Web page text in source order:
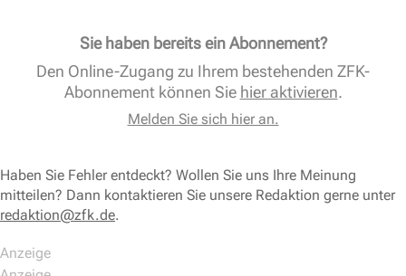
Sie haben bereits ein Abonnement?
Den Online-Zugang zu Ihrem bestehenden ZFK-
Abonnement können Sie hier aktivieren.
Melden Sie sich hier an.
Haben Sie Fehler entdeckt? Wollen Sie uns Ihre Meinung
mitteilen? Dann kontaktieren Sie unsere Redaktion gerne unter
redaktion@zfk.de.